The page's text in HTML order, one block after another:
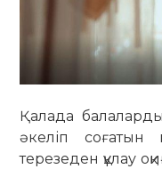
Қалада
әкеліп соғатын
терезеден құлау